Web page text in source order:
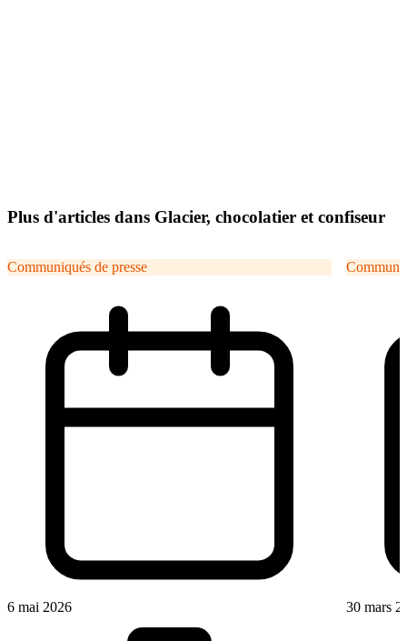
Plus d'articles dans Glacier, chocolatier et confiseur
Communiqués de presse
6 mai 2026 30 mars